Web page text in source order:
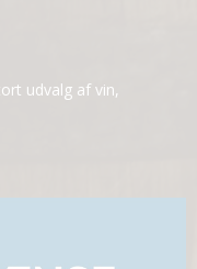
udvalg af vin,